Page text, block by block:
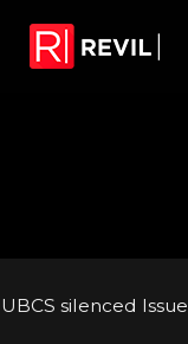
UBCS silenced Issue